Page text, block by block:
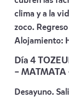
clima y a la
zoco.
Alojamiento:
Día 4
– MATMATA
Desayuno.